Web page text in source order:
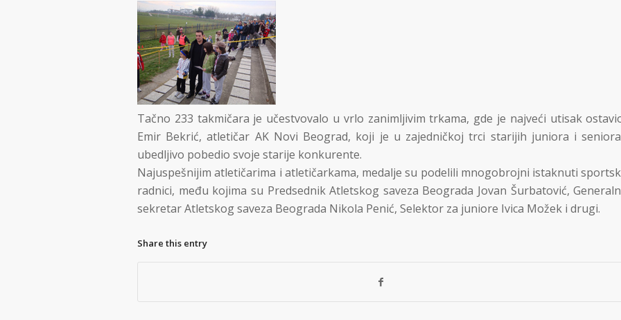
Tačno 233 takmičara je učestvovalo u vrlo zanimljivim trkama, gde je najveći utisak
Emir Bekrić, atletičar AK Novi Beograd, koji je u zajedničkoj trci starijih juniora i
ubedljivo pobedio svoje starije konkurente.
Najuspešnijim atletičarima i atletičarkama, medalje su podelili mnogobrojni istaknuti
radnici, među kojima su Predsednik Atletskog saveza Beograda Jovan Šurbatović,
sekretar Atletskog saveza Beograda Nikola Penić, Selektor za juniore Ivica Možek i drugi.
Share this entry